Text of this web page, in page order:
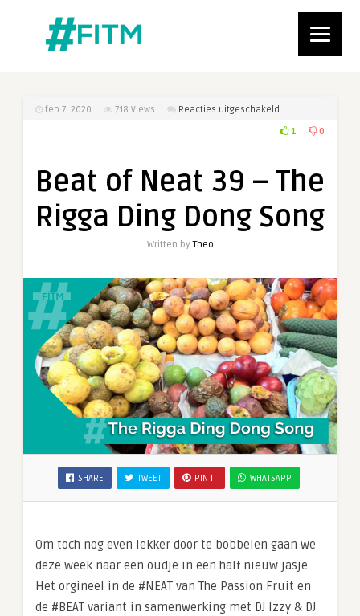
feb 7, 2020 718 Views Reacties uitgeschakeld
Beat
The
Song
1 0
Beat of Neat 39 – The
Rigga Ding Dong Song
Written byTheo
SHARE TWEET PIN IT WHATSAPP
Om toch nog even lekker door te bobbelen gaan we
deze week naar een oudje in een half nieuw jasje.
Het orgineel in de #NEAT van The Passion Fruit en
de #BEAT variant in samenwerking met DJ Izzy & DJ